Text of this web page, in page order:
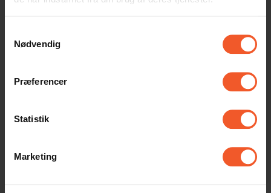
Nødvendig
Præferencer
Statistik
Marketing7. september 2023